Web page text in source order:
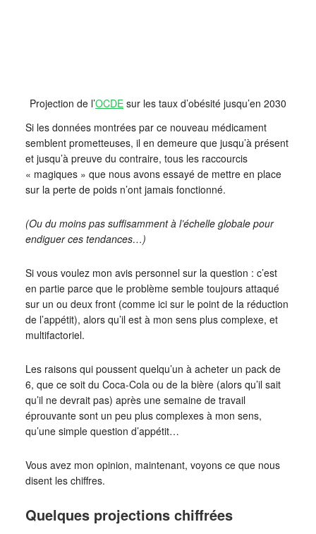
Projection de l’OCDEsur les taux d’obésité jusqu’en 2030
Si les données montrées par ce nouveau médicament
semblent prometteuses, il en demeure que jusqu’à présent
et jusqu’à preuve du contraire, tous les raccourcis
« magiques » que nous avons essayé de mettre en place
sur la perte de poids n’ont jamais fonctionné.
(Ou du moins pas suffisamment à l’échelle globale pour
endiguer ces tendances…)
Si vous voulez mon avis personnel sur la question : c’est
en partie parce que le problème semble toujours attaqué
sur un ou deux front (comme ici sur le point de la réduction
de l’appétit), alors qu’il est à mon sens plus complexe, et
multifactoriel.
Les raisons qui poussent quelqu’un à acheter un pack de
6, que ce soit du Coca-Cola ou de la bière (alors qu’il sait
qu’il ne devrait pas) après une semaine de travail
éprouvante sont un peu plus complexes à mon sens,
qu’une simple question d’appétit…
Vous avez mon opinion, maintenant, voyons ce que nous
disent les chiffres.
Quelques projections chiffrées